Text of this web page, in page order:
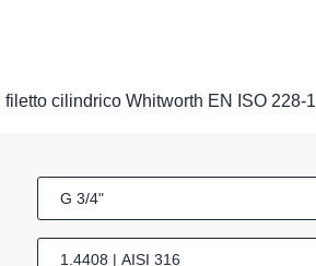
cilindrico Whitworth EN ISO 228-1